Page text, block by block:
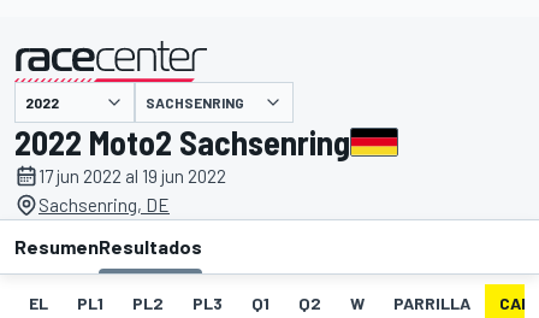
presentado por SACHSENRING
2022 Moto2 Sachsenring
17 jun 2022 al 19 jun 2022
Sachsenring, DE
ResumenResultados
EL PL1 PL2 PL3 Q1 Q2 W PARRILLA